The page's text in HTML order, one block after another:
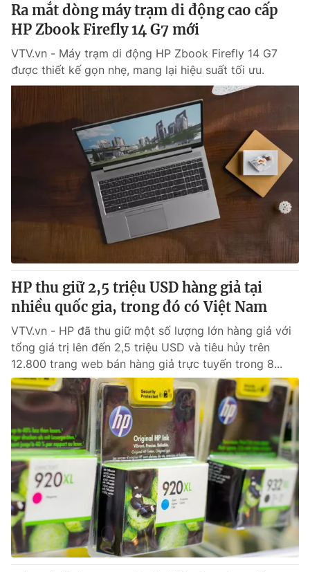
Ra mắt dòng máy trạm di động cao cấp
HP Zbook Firefly 14 G7 mới
VTV.vn - Máy trạm di động HP Zbook Firefly 14 G7
được thiết kế gọn nhẹ, mang lại hiệu suất tối ưu.
HP thu giữ 2,5 triệu USD hàng giả tại
nhiều quốc gia, trong đó có Việt Nam
VTV.vn - HP đã thu giữ một số lượng lớn hàng giả với
tổng giá trị lên đến 2,5 triệu USD và tiêu hủy trên
12.800 trang web bán hàng giả trực tuyến trong 8...